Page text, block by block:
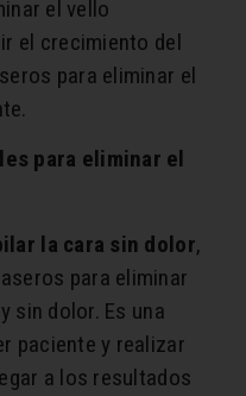
el vello
el crecimiento del
para eliminar el
para eliminar el
la cara sin dolor,
para eliminar
sin dolor. Es una
paciente y realizar
a los resultados